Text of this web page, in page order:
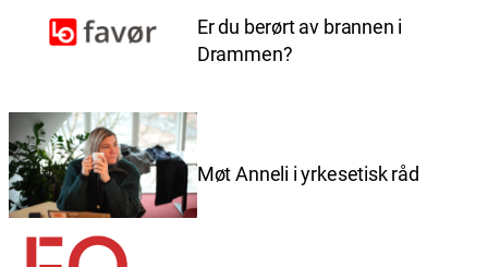
Er du berørt av brannen i
Drammen?
Møt Anneli i yrkesetisk råd